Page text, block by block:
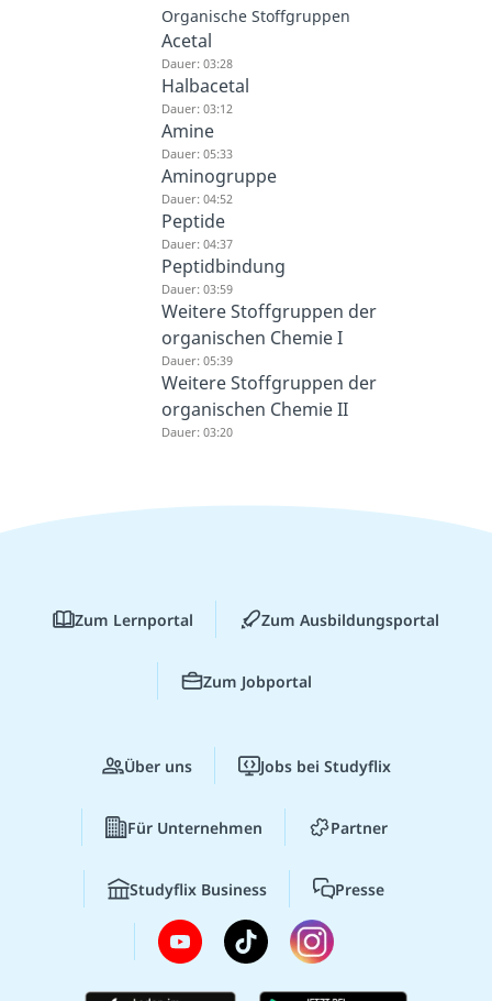
Organische Stoffgruppen
Acetal
Dauer: 03:28
Halbacetal
Dauer: 03:12
Amine
Dauer: 05:33
Aminogruppe
Dauer: 04:52
Peptide
Dauer: 04:37
Peptidbindung
Dauer: 03:59
Weitere Stoffgruppen der
organischen Chemie I
Dauer: 05:39
Weitere Stoffgruppen der
organischen Chemie II
Dauer: 03:20
Zum Lernportal Zum Ausbildungsportal
Zum Jobportal
Über uns Jobs bei Studyflix
Für Unternehmen Partner
Studyflix Business Presse